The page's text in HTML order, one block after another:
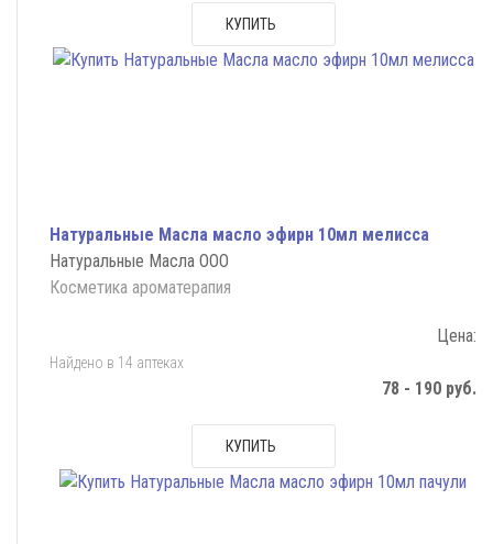
КУПИТЬ
Натуральные Масла масло эфирн 10мл мелисса
Натуральные Масла ООО
Косметика ароматерапия
Цена:
Найдено в 14 аптеках
78 - 190 руб.
КУПИТЬ